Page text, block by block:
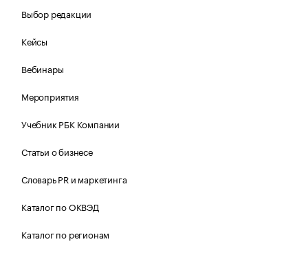
Выбор редакции
Кейсы
Вебинары
Мероприятия
Учебник РБК Компании
Статьи о бизнесе
Словарь PR и маркетинга
Каталог по ОКВЭД
Каталог по регионам